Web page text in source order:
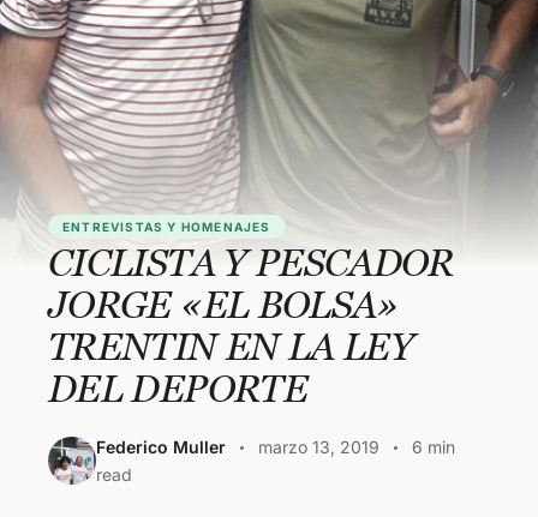
ENTREVISTAS Y HOMENAJES
CICLISTA Y PESCADOR
JORGE «EL BOLSA»
TRENTIN EN LA LEY
DEL DEPORTE
Federico Muller marzo 13, 2019
6 min
read